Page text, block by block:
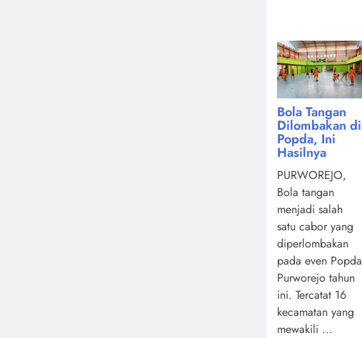
Bola Tangan
Dilombakan di
Popda, Ini
Hasilnya
PURWOREJO,
Bola tangan
menjadi salah
satu cabor yang
diperlombakan
pada even Popda
Purworejo tahun
ini. Tercatat 16
kecamatan yang
mewakili ...